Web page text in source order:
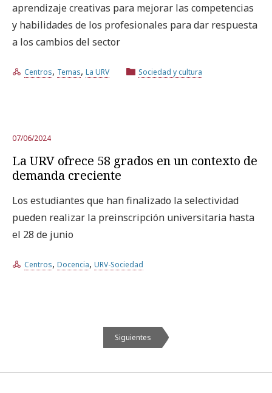
aprendizaje creativas para mejorar las competencias
y habilidades de los profesionales para dar respuesta
a los cambios del sector
Centros, Temas, La URV Sociedad y cultura
07/06/2024
La URV ofrece 58 grados en un contexto de
demanda creciente
Los estudiantes que han finalizado la selectividad
pueden realizar la preinscripción universitaria hasta
el 28 de junio
Centros, Docencia, URV-Sociedad
Siguientes